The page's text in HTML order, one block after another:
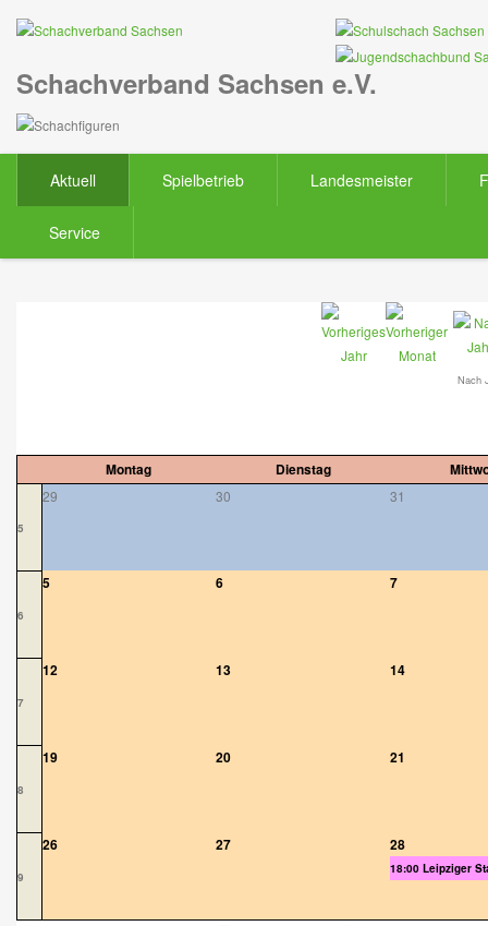
Schachverband Sachsen e.V.
Aktuell Spielbetrieb Landesmeister
Service
Nach
Montag Dienstag
5
29 30 31
6
5 6 7
7
12 13 14
8
19 20 21
9
26 27 28
18:00 Leipziger